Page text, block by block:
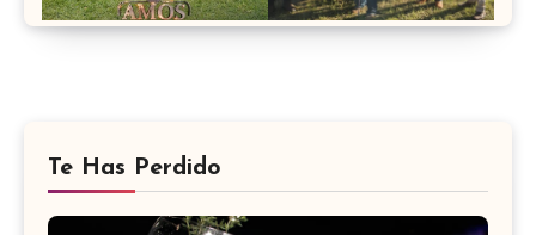
Te Has Perdido